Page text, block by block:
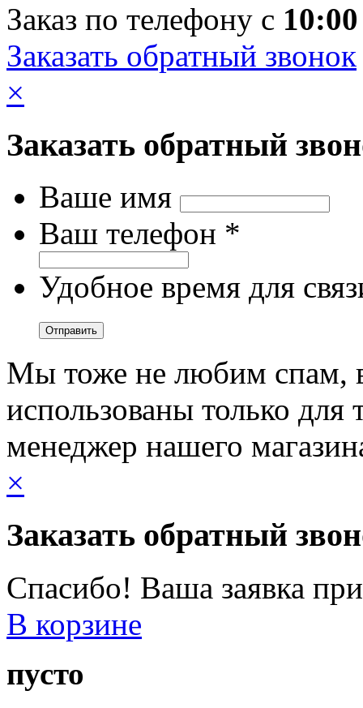
Заказ по телефону с 10:00
Заказать обратный звонок
×
Заказать обратный
Ваше имя
Ваш телефон *
Удобное время для
Мы тоже не любим спам,
использованы только для
менеджер нашего
×
Заказать обратный
Спасибо! Ваша заявка
В корзине
пусто